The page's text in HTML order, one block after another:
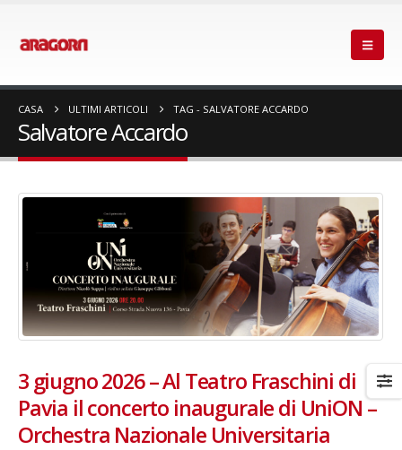
CASA ULTIMI ARTICOLI TAG - SALVATORE ACCARDO
Salvatore Accardo
3 giugno 2026 – Al Teatro Fraschini di
Pavia il concerto inaugurale di UniON –
Orchestra Nazionale Universitaria